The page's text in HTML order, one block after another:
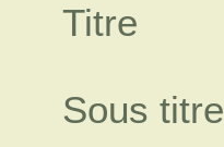
Titre
Sous titre